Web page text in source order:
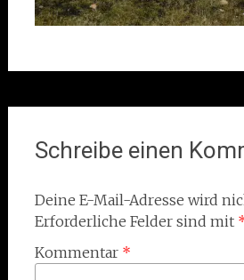
Schreibe einen
Deine E-Mail-Adresse wird
Erforderliche Felder sind mit
Kommentar *